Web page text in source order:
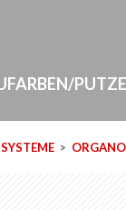
PUTZE